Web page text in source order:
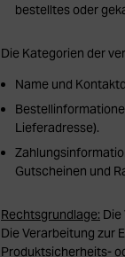
bestelltes oder
Die Kategorien der
Name und
Lieferadresse).
Gutscheinen und
Rechtsgrundlage: Die
Die Verarbeitung zur
Produktsicherheits-